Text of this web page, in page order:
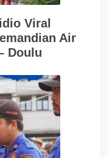
Viral
Air
Doulu